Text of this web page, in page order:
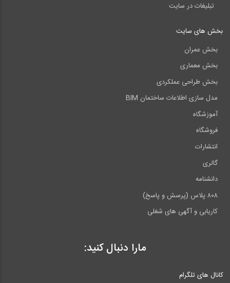
تبلیغات در سایت
بخش های سایت
بخش عمران
بخش معماری
بخش طراحی عملکردی
مدل سازی اطلاعات ساختمان BIM
آموزشگاه
فروشگاه
انتشارات
گالری
دانشنامه
۸۰۸ پلاس (پرسش و پاسخ)
کاریابی و آگهی های شغلی
مارا دنبال کنید:
کانال های تلگرام